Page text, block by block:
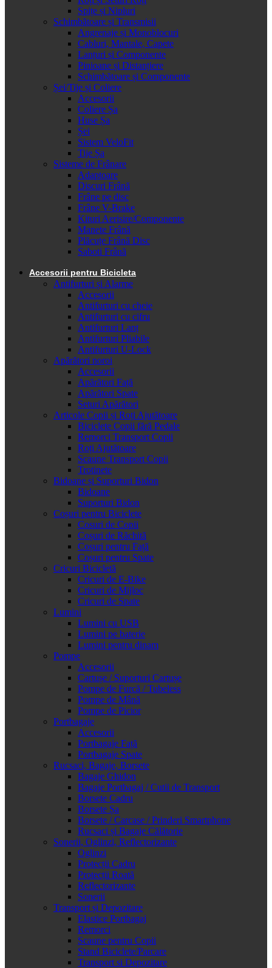
Spițe și Nipluri
Schimbătoare și Transmisii
Angrenaje și Monoblocuri
Cabluri, Mantale, Capete
Lanțuri și Componente
Pinioane și Distanțiere
Schimbătoare și Componente
Șei/Tije și Coliere
Accesorii
Coliere Șa
Huse Șa
Șei
Sistem VeloFit
Tije Șa
Sisteme de Frânare
Adaptoare
Discuri Frână
Frâne pe disc
Frâne V-Brake
Kituri Aerisire/Componente
Manete Frână
Plăcuțe Frână Disc
Saboti Frână
Accesorii pentru Bicicleta
Antifurturi și Alarme
Accesorii
Antifurturi cu cheie
Antifurturi cu cifru
Antifurturi Lanț
Antifurturi Pliabile
Antifurturi U-Lock
Apărători noroi
Accesorii
Apărători Față
Apărători Spate
Seturi Apărători
Articole Copii și Roți Ajutătoare
Biciclete Copii fără Pedale
Remorci Transport Copii
Roți Ajutătoare
Scaune Transport Copii
Trotinete
Bidoane și Suporturi Bidon
Bidoane
Suporturi Bidon
Coșuri pentru Biciclete
Cosuri de Copii
Coșuri de Răchită
Coșuri pentru Față
Coșuri pentru Spate
Cricuri Bicicletă
Cricuri de E-Bike
Cricuri de Mijloc
Cricuri de Spate
Lumini
Lumini cu USB
Lumini pe baterie
Lumini pentru dinam
Pompe
Accesorii
Cartușe / Suporturi Cartușe
Pompe de Furcă / Tubeless
Pompe de Mână
Pompe de Picior
Portbagaje
Accesorii
Portbagaje Față
Portbagaje Spate
Rucsaci, Bagaje, Borsete
Bagaje Ghidon
Bagaje Portbagaj / Cutii de Transport
Borsete Cadru
Borsete Șa
Borsete / Carcase / Prinderi Smartphone
Rucsaci și Bagaje Călătorie
Sonerii, Oglinzi, Reflectorizante
Oglinzi
Protecții Cadru
Protecții Roată
Reflectorizante
Sonerii
Transport și Depozitare
Elastice Portbagaj
Remorci
Scaune pentru Copii
Stand Biciclete/Parcare
Transport si Depozitare